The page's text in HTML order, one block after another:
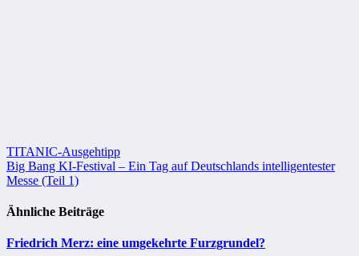
Beitragsnavigation
TITANIC-Ausgehtipp
Big Bang KI-Festival – Ein Tag auf Deutschlands intelligentester
Messe (Teil 1)
Ähnliche Beiträge
Friedrich Merz: eine umgekehrte Furzgrundel?